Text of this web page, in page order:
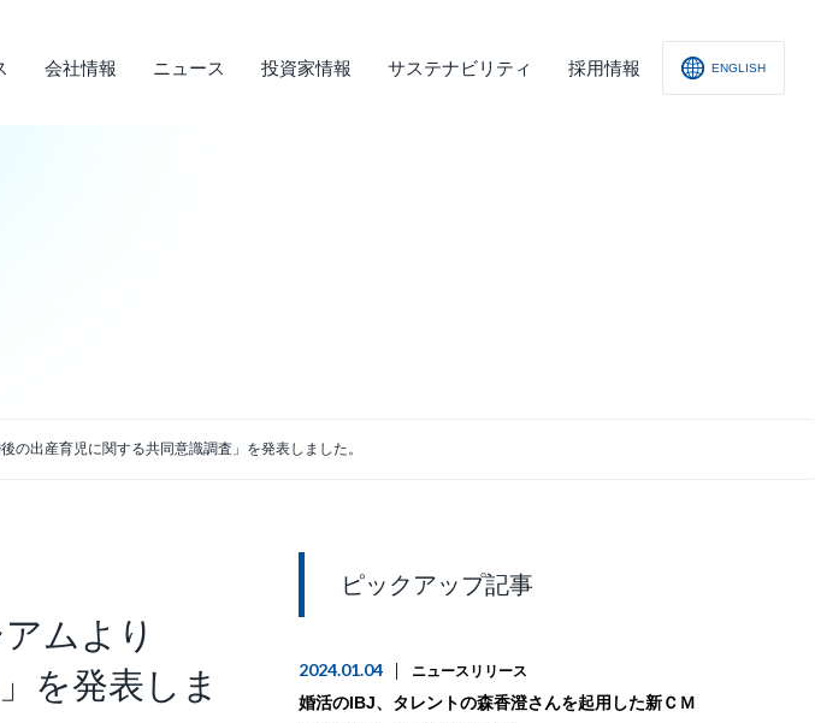
会社情報 ニュース 投資家情報
報告書 免責事項
サステナビリティ 採用情報 ENGLISH
の出産育児に関する共同意識調査」を発表しました。
ムより
を発表しま
ピックアップ記事
2024.01.04 ニュースリリース
婚活のIBJ、タレントの森香澄さんを起用した新ＣＭ